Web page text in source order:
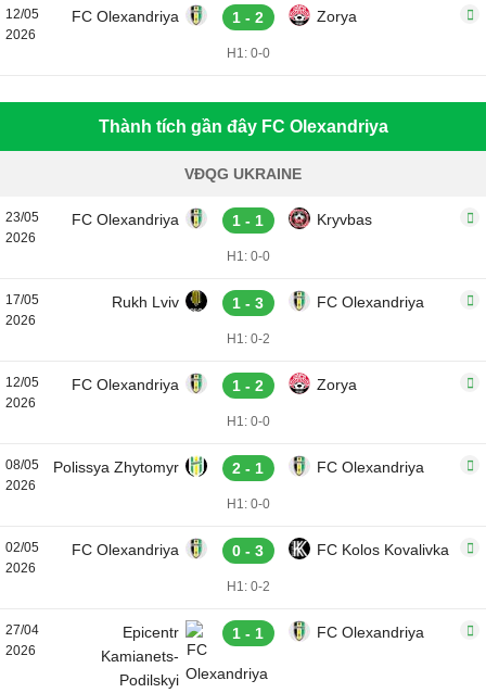
12/05
2026
FC Olexandriya 1 - 2 Zorya
H1: 0-0
Thành tích gần đây FC Olexandriya
VĐQG UKRAINE
23/05
2026
FC Olexandriya 1 - 1 Kryvbas
H1: 0-0
17/05
2026
Rukh Lviv 1 - 3 FC Olexandriya
H1: 0-2
12/05
2026
FC Olexandriya 1 - 2 Zorya
H1: 0-0
08/05
2026
Polissya Zhytomyr 2 - 1 FC Olexandriya
H1: 0-0
02/05
2026
FC Olexandriya 0 - 3 FC Kolos Kovalivka
H1: 0-2
27/04
2026
Epicentr
Kamianets-
Podilskyi
1 - 1 FC Olexandriya